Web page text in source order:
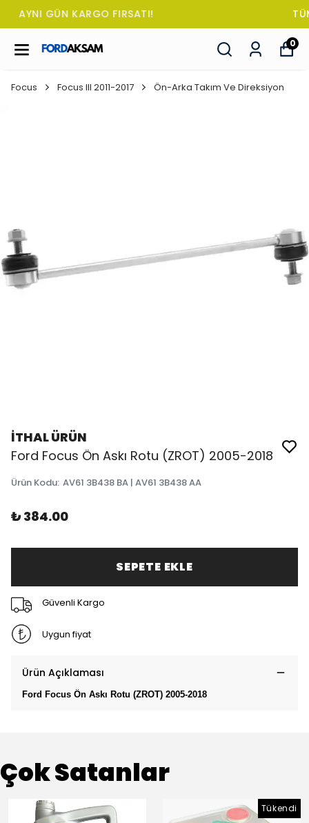
TÜM SİPARİŞLERDE OTO KOKUSU HEDİYE!
0
Focus Focus III 2011-2017 Ön-Arka Takım Ve Direksiyon
İTHAL ÜRÜN
Ford Focus Ön Askı Rotu (ZROT) 2005-2018
Ürün Kodu: AV61 3B438 BA | AV61 3B438 AA
₺ 384.00
SEPETE EKLE
Güvenli Kargo
Uygun fiyat
Ürün Açıklaması
Ford Focus Ön Askı Rotu (ZROT) 2005-2018
Çok Satanlar
Tükendi